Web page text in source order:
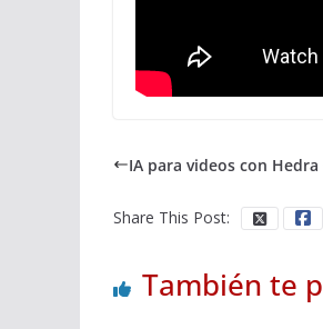
IA para videos con
Share This Post:
También te